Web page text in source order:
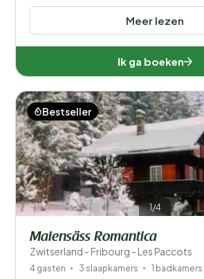
Meer lezen
Ik ga boeken
1/4
Bestseller
Maiensäss Romantica
Zwitserland - Fribourg - Les Paccots
4 gasten 3 slaapkamers 1 badkamers